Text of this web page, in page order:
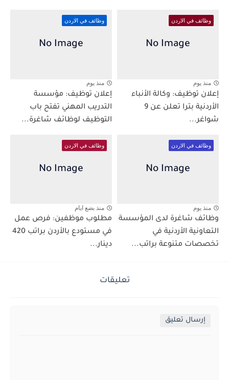
وظائف في الاردن
منذ يوم
إعلان توظيف: وكالة الأنباء
الأردنية بترا تعلن عن 9
شواغر...
وظائف في الاردن
منذ يوم
إعلان توظيف: مؤسسة
التدريب المهني تفتح باب
التوظيف لوظائف شاغرة...
وظائف في الاردن
منذ يوم
وظائف شاغرة لدى المؤسسة
التعاونية الأردنية في
تخصصات متنوعة براتب...
وظائف في الاردن
منذ بضع ايام
مطلوب موظفين: فرص عمل
في مستودع بالأردن براتب 420
دينار...
تعليقات
إرسال تعليق